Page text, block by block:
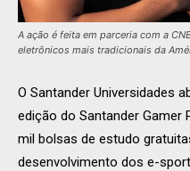
A ação é feita em parceria com a
eletrônicos mais tradicionais da
O Santander Universidades
edição do Santander Gamer
mil bolsas de estudo
desenvolvimento dos e-